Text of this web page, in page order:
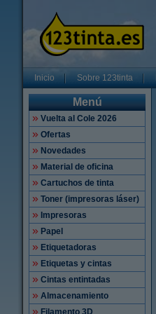
Inicio Sobre 123tinta
Menú
Vuelta al Cole 2026
Ofertas
Novedades
Material de oficina
Cartuchos de tinta
Toner (impresoras láser)
Impresoras
Papel
Etiquetadoras
Etiquetas y cintas
Cintas entintadas
Almacenamiento
Filamento 3D